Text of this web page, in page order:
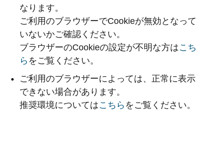
なります。
ご利用のブラウザーでCookieが無効となって
いないかご確認ください。
ブラウザーのCookieの設定が不明な方はこち
ら をご覧ください。
ご利用のブラウザーによっては、正常に表示
できない場合があります。
推奨環境についてはこちら をご覧ください。